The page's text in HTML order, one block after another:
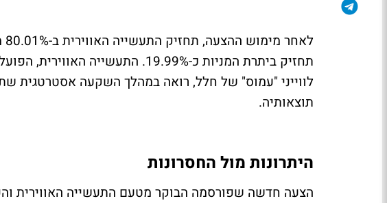
תחזיק ביתרת המניות כ-19.99%.
לווייני "עמוס" של חלל, רואה במהלך השקעה אסטרטגית
תוצאותיה.
היתרונות מול החסרונות